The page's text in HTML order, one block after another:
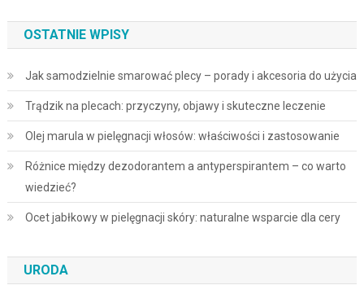
OSTATNIE WPISY
Jak samodzielnie smarować plecy – porady i akcesoria do użycia
Trądzik na plecach: przyczyny, objawy i skuteczne leczenie
Olej marula w pielęgnacji włosów: właściwości i zastosowanie
Różnice między dezodorantem a antyperspirantem – co warto
wiedzieć?
Ocet jabłkowy w pielęgnacji skóry: naturalne wsparcie dla cery
URODA